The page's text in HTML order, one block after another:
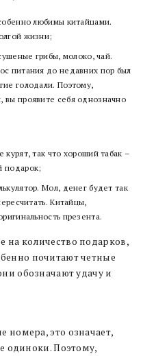
любимы китайцами.
жизни;
грибы, молоко, чай.
питания до недавних пор был
голодали. Поэтому,
проявите себя однозначно
так что хороший табак –
подарок;
Мол, денег будет так
Китайцы,
презента.
на количество подарков,
почитают четные
обозначают удачу и
номера, это означает,
одиноки. Поэтому,